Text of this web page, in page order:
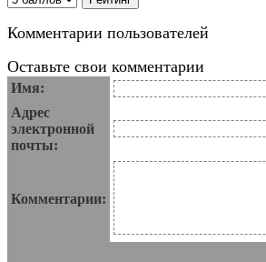
Комментарии пользователей
Оставьте свои комментарии
Имя:
Адрес
электронной
почты:
Комментарии: